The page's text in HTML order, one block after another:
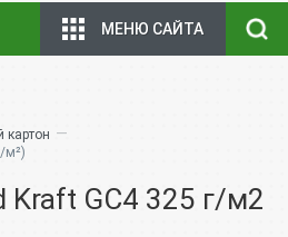
МЕНЮ САЙТА
картон —
м²)
Kraft GC4 325 г/м2